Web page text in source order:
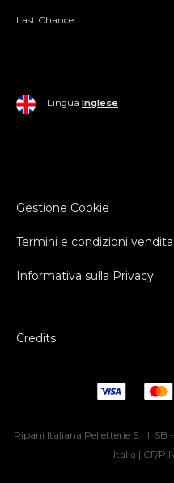
Last Chance
Lingua Inglese
Gestione Cookie
Termini e condizioni vendita
Informativa sulla Privacy
Credits
Ripani Italiana Pelletterie S.r.l. SB
- Italia | CF/